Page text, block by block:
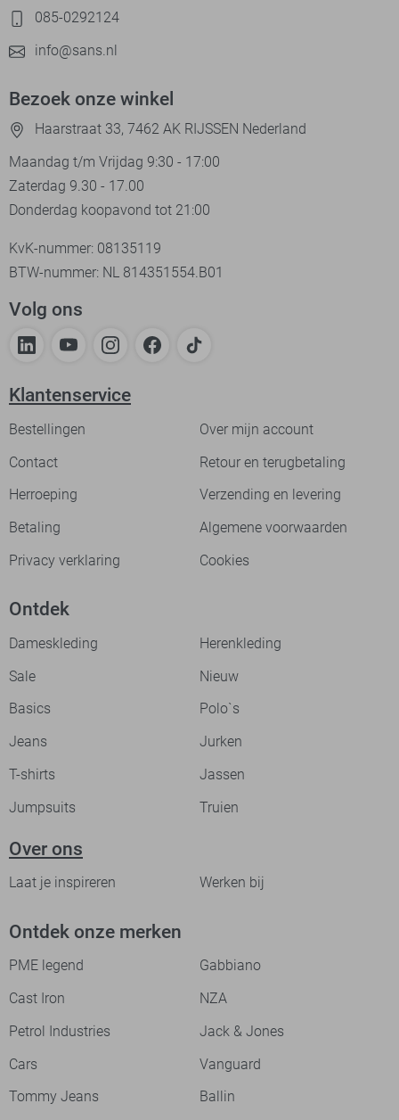
085-0292124
info@sans.nl
Bezoek onze winkel
Haarstraat 33, 7462 AK RIJSSEN Nederland
Maandag t/m Vrijdag 9:30 - 17:00
Zaterdag 9.30 - 17.00
Donderdag koopavond tot 21:00
KvK-nummer: 08135119
BTW-nummer: NL 814351554.B01
Volg ons
Klantenservice
Bestellingen
Over mijn account
Contact
Retour en terugbetaling
Herroeping
Verzending en levering
Betaling
Algemene voorwaarden
Privacy verklaring
Cookies
Ontdek
Dameskleding
Herenkleding
Sale
Nieuw
Basics
Polo`s
Jeans
Jurken
T-shirts
Jassen
Jumpsuits
Truien
Over ons
Laat je inspireren Werken bij
Ontdek onze merken
PME legend
Gabbiano
Cast Iron
NZA
Petrol Industries
Jack & Jones
Cars
Vanguard
Tommy Jeans
Ballin